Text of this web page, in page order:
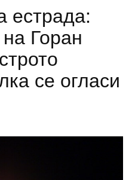
естрада:
Горан
се огласи